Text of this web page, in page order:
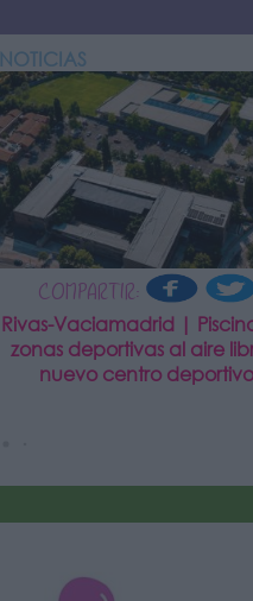
NOTICIAS
COMPARTIR:
Rivas-Vaciamadrid |
zonas deportivas al aire
nuevo centro